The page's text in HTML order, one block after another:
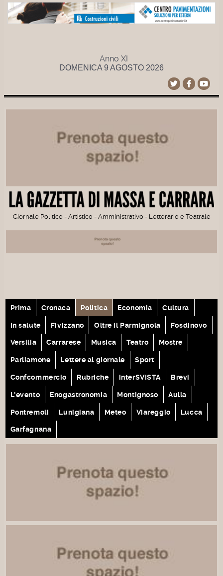
Anno XI
DOMENICA 9 AGOSTO 2026
Giornale Politico - Artistico - Amministrativo - Letterario e Teatrale
Prima Cronaca Politica Economia Cultura
In salute Fivizzano Oltre il Parmignola Fosdinovo
Versilia Carrarese Musica Teatro Mostre
Parliamone Lettere al giornale Sport
Confcommercio Rubriche interSVISTA Brevi
L'evento Enogastronomia Montignoso Aulla
Pontremoli Lunigiana Meteo Viareggio Lucca
Garfagnana